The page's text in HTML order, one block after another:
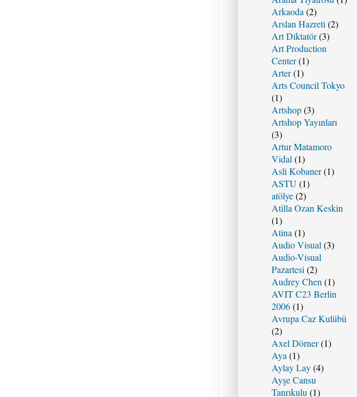
Arkaoda (2)
Arslan Hazreti (2)
Art Diktatör(3)
Art Production
Center(1)
Arter(1)
Arts Council Tokyo
(1)
Artshop(3)
Artshop Yayınları
(3)
Artur Matamoro
Vidal (1)
Asli Kobaner(1)
ASTU (1)
atölye(2)
Atilla Ozan Keskin
(1)
Atina (1)
Audio Visual (3)
Audio-Visual
Pazartesi (2)
Audrey Chen (1)
AVIT C23 Berlin
2006(1)
Avrupa Caz Kulübü
(2)
Axel Dörner(1)
Aya (1)
Aylay Lay(4)
Ayşe Cansu
Tanrıkulu (1)